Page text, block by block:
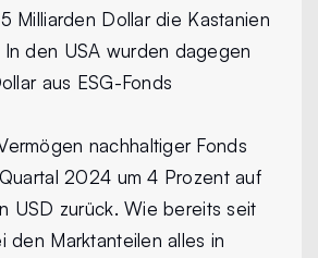
Milliarden Dollar die Kastanien
In den USA wurden dagegen
aus ESG-Fonds
nachhaltiger Fonds
2024 um 4 Prozent auf
USD zurück. Wie bereits seit
den Marktanteilen alles in